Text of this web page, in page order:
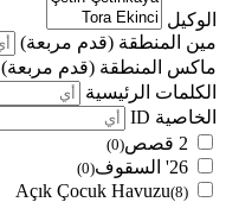
الوكيل
مين المنطقة (قدم مربعة)
ماكس المنطقة (قدم مربعة)
الكلمات الرئيسية
الخاصية ID
2 قصص
(0)
26' السقوف (0)
Açık Çocuk Havuzu(8)